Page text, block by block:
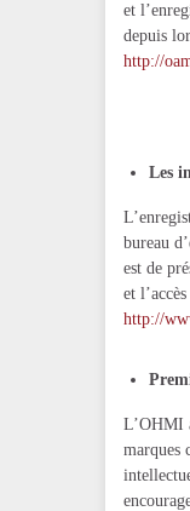
et
depuis
http://
Les
bureau
est de
et
http://
L’OHMI
marques